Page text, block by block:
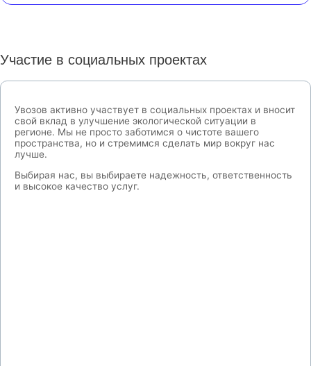
Участие в социальных проектах
Увозов активно участвует в социальных проектах и вносит
свой вклад в улучшение экологической ситуации в
регионе. Мы не просто заботимся о чистоте вашего
пространства, но и стремимся сделать мир вокруг нас
лучше.
Выбирая нас, вы выбираете надежность, ответственность
и высокое качество услуг.